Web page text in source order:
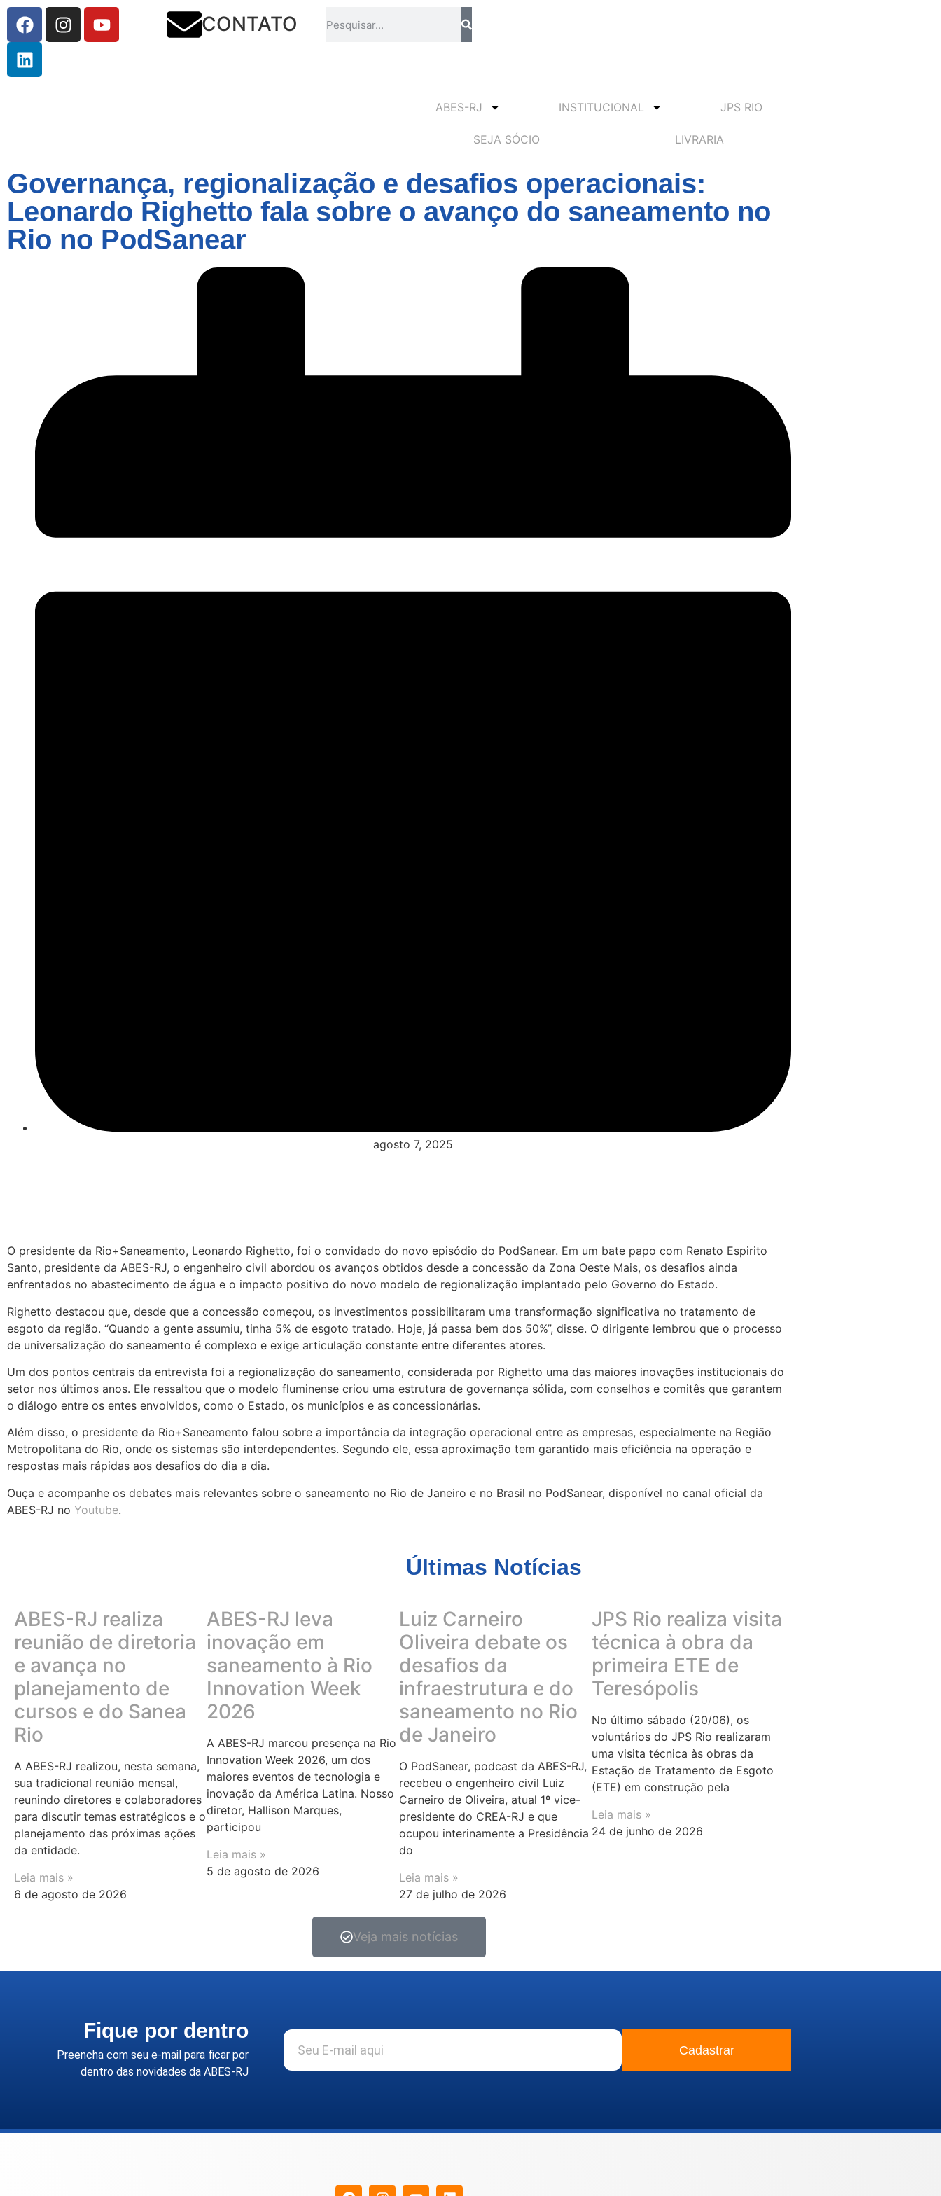
CONTATO
ABES-RJ INSTITUCIONAL JPS RIO
SEJA SÓCIO LIVRARIA
Governança, regionalização e desafios operacionais:
Leonardo Righetto fala sobre o avanço do saneamento no
Rio no PodSanear
agosto 7, 2025
O presidente da Rio+Saneamento, Leonardo Righetto, foi o convidado do novo episódio do PodSanear. Em um bate papo com Renato Espirito
Santo, presidente da ABES-RJ, o engenheiro civil abordou os avanços obtidos desde a concessão da Zona Oeste Mais, os desafios ainda
enfrentados no abastecimento de água e o impacto positivo do novo modelo de regionalização implantado pelo Governo do Estado.
Righetto destacou que, desde que a concessão começou, os investimentos possibilitaram uma transformação significativa no tratamento de
esgoto da região. “Quando a gente assumiu, tinha 5% de esgoto tratado. Hoje, já passa bem dos 50%”, disse. O dirigente lembrou que o processo
de universalização do saneamento é complexo e exige articulação constante entre diferentes atores.
Um dos pontos centrais da entrevista foi a regionalização do saneamento, considerada por Righetto uma das maiores inovações institucionais do
setor nos últimos anos. Ele ressaltou que o modelo fluminense criou uma estrutura de governança sólida, com conselhos e comitês que garantem
o diálogo entre os entes envolvidos, como o Estado, os municípios e as concessionárias.
Além disso, o presidente da Rio+Saneamento falou sobre a importância da integração operacional entre as empresas, especialmente na Região
Metropolitana do Rio, onde os sistemas são interdependentes. Segundo ele, essa aproximação tem garantido mais eficiência na operação e
respostas mais rápidas aos desafios do dia a dia.
Ouça e acompanhe os debates mais relevantes sobre o saneamento no Rio de Janeiro e no Brasil no PodSanear, disponível no canal oficial da
ABES-RJ no Youtube.
Últimas Notícias
ABES-RJ realiza
reunião de diretoria
e avança no
planejamento de
cursos e do Sanea
Rio
A ABES-RJ realizou, nesta semana,
sua tradicional reunião mensal,
reunindo diretores e colaboradores
para discutir temas estratégicos e o
planejamento das próximas ações
da entidade.
Leia mais »
6 de agosto de 2026
ABES-RJ leva
inovação em
saneamento à Rio
Innovation Week
2026
A ABES-RJ marcou presença na Rio
Innovation Week 2026, um dos
maiores eventos de tecnologia e
inovação da América Latina. Nosso
diretor, Hallison Marques,
participou
Leia mais »
5 de agosto de 2026
Luiz Carneiro
Oliveira debate os
desafios da
infraestrutura e do
saneamento no Rio
de Janeiro
O PodSanear, podcast da ABES-RJ,
recebeu o engenheiro civil Luiz
Carneiro de Oliveira, atual 1º vice-
presidente do CREA-RJ e que
ocupou interinamente a Presidência
do
Leia mais »
27 de julho de 2026
JPS Rio realiza visita
técnica à obra da
primeira ETE de
Teresópolis
No último sábado (20/06), os
voluntários do JPS Rio realizaram
uma visita técnica às obras da
Estação de Tratamento de Esgoto
(ETE) em construção pela
Leia mais »
24 de junho de 2026
Veja mais notícias
Fique por dentro
Preencha com seu e-mail para ficar por
dentro das novidades da ABES-RJ
Cadastrar